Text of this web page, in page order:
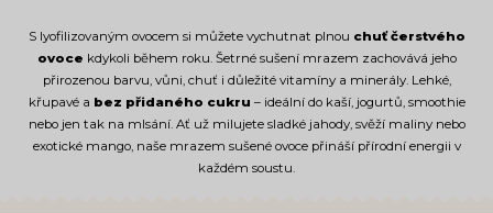
S lyofilizovaným ovocem si můžete vychutnat plnou chuť čerstvého
ovoce kdykoli během roku. Šetrné sušení mrazem zachovává jeho
přirozenou barvu, vůni, chuť i důležité vitamíny a minerály. Lehké,
křupavé a bez přidaného cukru – ideální do kaší, jogurtů, smoothie
nebo jen tak na mlsání. Ať už milujete sladké jahody, svěží maliny nebo
exotické mango, naše mrazem sušené ovoce přináší přírodní energii v
každém soustu.